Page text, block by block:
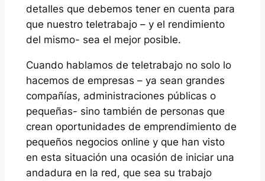
detalles que debemos tener en cuenta para
que nuestro teletrabajo – y el rendimiento
del mismo- sea el mejor posible.
Cuando hablamos de teletrabajo no solo lo
hacemos de empresas – ya sean grandes
compañías, administraciones públicas o
pequeñas- sino también de personas que
crean oportunidades de emprendimiento de
pequeños negocios online y que han visto
en esta situación una ocasión de iniciar una
andadura en la red, que sea su trabajo